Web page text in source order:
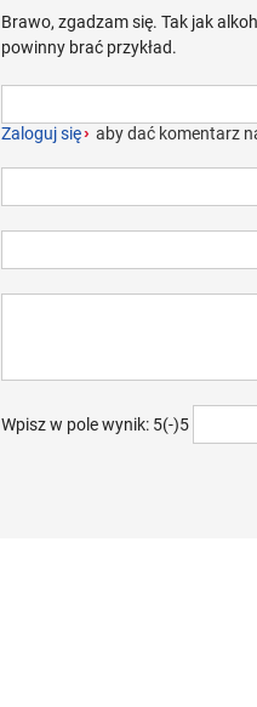
Brawo, zgadzam się. Tak jak
powinny brać przykład.
Zaloguj się› aby dać komentarz
Wpisz w pole wynik: 5(-)5